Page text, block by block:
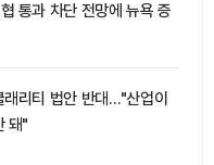
통과 차단 전망에 뉴욕 증
리티 법안 반대…"산업이
돼"